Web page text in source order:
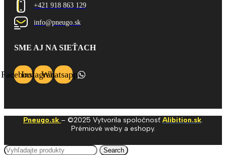
+421 918 863 129
info@pneugo.sk
SME AJ NA SIEŤACH
FacebookInstagramWhatsapp
Pneugo.sk – ©2025 Vytvorila spoločnosť Alibition.sk.
Prémiové weby a eshopy.
Search